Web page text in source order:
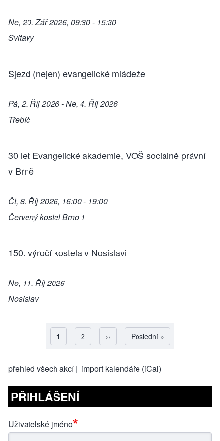
Ne, 20. Zář 2026, 09:30 - 15:30
Svitavy
Sjezd (nejen) evangelické mládeže
Pá, 2. Říj 2026 - Ne, 4. Říj 2026
Třebíč
30 let Evangelické akademie, VOŠ sociálně právní
v Brně
Čt, 8. Říj 2026, 16:00 - 19:00
Červený kostel Brno 1
150. výročí kostela v Nosislavi
Ne, 11. Říj 2026
Nosislav
Pagination
Aktuální stránka
1 Strana
2 Následující stránka
›› Poslední stránka
Poslední »
přehled všech akcí | import kalendáře (iCal)
PŘIHLÁŠENÍ
Uživatelské jméno